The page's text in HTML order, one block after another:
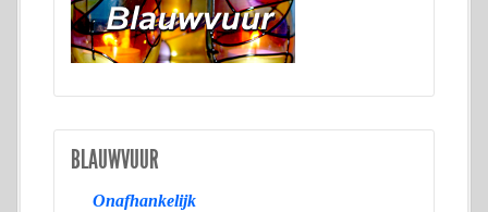
BLAUWVUUR
Onafhankelijk